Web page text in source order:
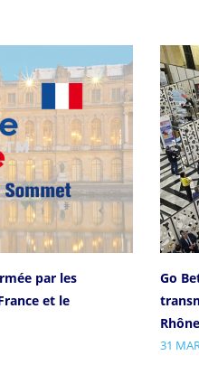
par les
et le
Go
Rhône
31